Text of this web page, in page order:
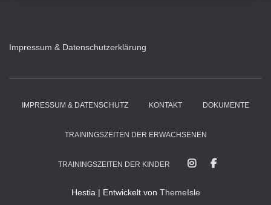
Impressum & Datenschutzerklärung
IMPRESSUM & DATENSCHUTZ KONTAKT DOKUMENTE
TRAININGSZEITEN DER ERWACHSENEN
TRAININGSZEITEN DER KINDER
Hestia | Entwickelt von ThemeIsle